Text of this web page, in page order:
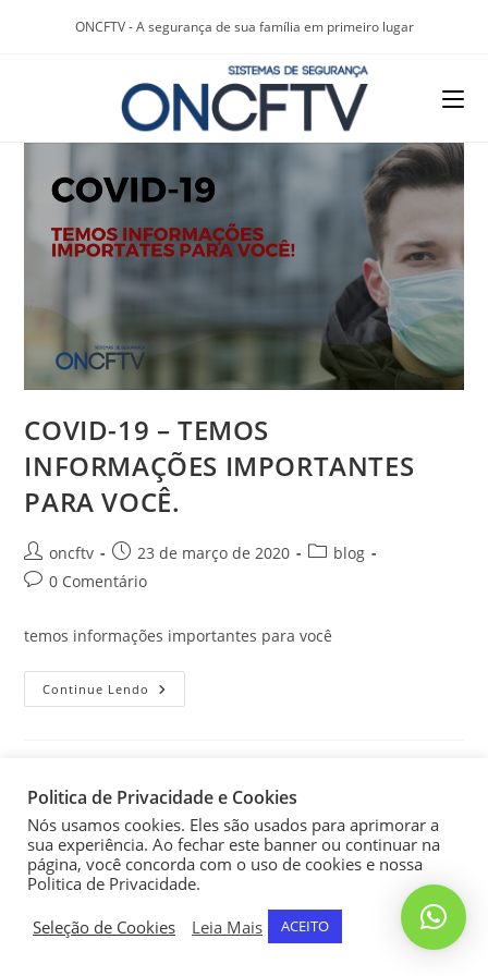
ONCFTV - A segurança de sua família em primeiro lugar
COVID-19 – TEMOS
INFORMAÇÕES IMPORTANTES
PARA VOCÊ.
oncftv 23 de março de 2020
blog
0 Comentário
temos informações importantes para você
Continue Lendo
On CFTV SEGURANÇA ELETRÔNICA E MONITORAMENTO. © Copyright
2019 - Todos os direitos reservados | CNPJ 11.680.280 / 0001-42
Politica de Privacidade e Cookies
Nós usamos cookies. Eles são usados para aprimorar a
sua experiência. Ao fechar este banner ou continuar na
página, você concorda com o uso de cookies e nossa
Politica de Privacidade.
Seleção de Cookies
Leia Mais ACEITO